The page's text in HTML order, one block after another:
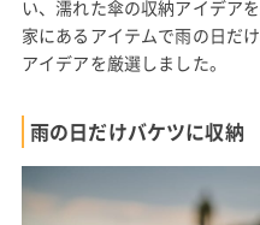
い、濡れた傘の収納アイデアを
家にあるアイテムで雨の日だ
アイデアを厳選しました。
雨の日だけバケツに収納